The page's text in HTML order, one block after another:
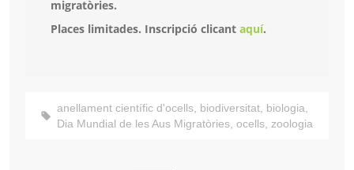
migratòries.
Places limitades. Inscripció clicant aquí.
anellament científic d'ocells biodiversitat biologia
Dia Mundial de les Aus Migratòries ocells zoologia